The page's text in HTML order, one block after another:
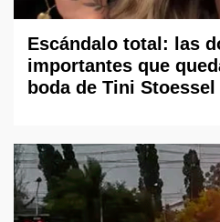
Escándalo total: las
importantes que
boda de Tini